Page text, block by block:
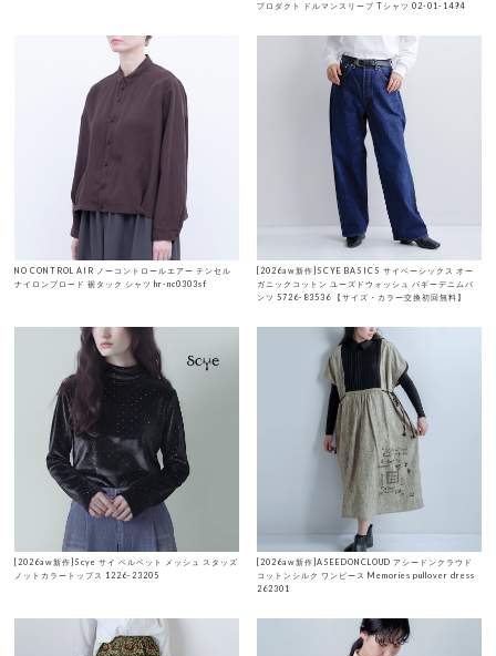
プロダクト ドルマンスリーブ Tシャツ 02-01-1494
NO CONTROL AIR ノーコントロールエアー テンセル
ナイロンブロード 裾タック シャツ hr-nc0303sf
[2026aw新作]SCYE BASICS サイベーシックス オー
ガニックコットン ユーズドウォッシュ バギーデニムパ
ンツ 5726-83536 【サイズ・カラー交換初回無料】
[2026aw新作]Scye サイ ベルベット メッシュ スタッズ
ノットカラートップス 1226-23205
[2026aw新作]ASEEDONCLOUD アシードンクラウド
コットンシルク ワンピース Memories pullover dress
262301